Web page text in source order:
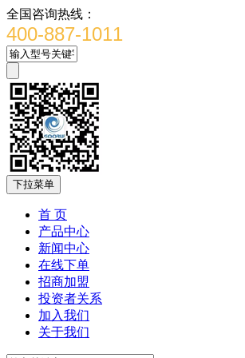
全国咨询热线：
400-887-1011
下拉菜单
首 页
产品中心
新闻中心
在线下单
招商加盟
投资者关系
加入我们
关于我们